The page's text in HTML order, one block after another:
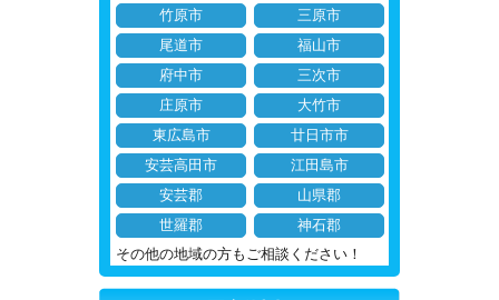
竹原市
三原市
尾道市
福山市
府中市
三次市
庄原市
大竹市
東広島市
廿日市市
安芸高田市
江田島市
安芸郡
山県郡
世羅郡
神石郡
その他の地域の方もご相談ください！